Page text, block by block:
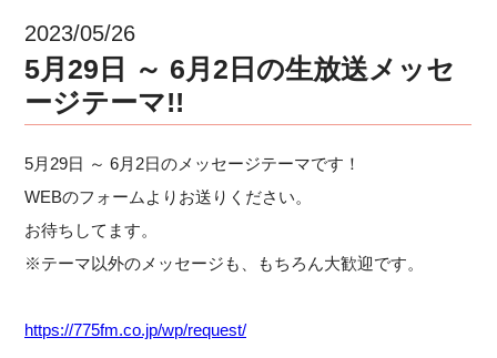
2023/05/26
5月29日 ～ 6月2日の生放送メッセ
ージテーマ!!
5月29日 ～ 6月2日のメッセージテーマです！
WEBのフォームよりお送りください。
お待ちしてます。
※テーマ以外のメッセージも、もちろん大歓迎です。
https://775fm.co.jp/wp/request/